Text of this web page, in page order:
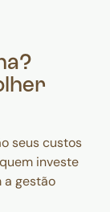
seus custos
investe
a gestão